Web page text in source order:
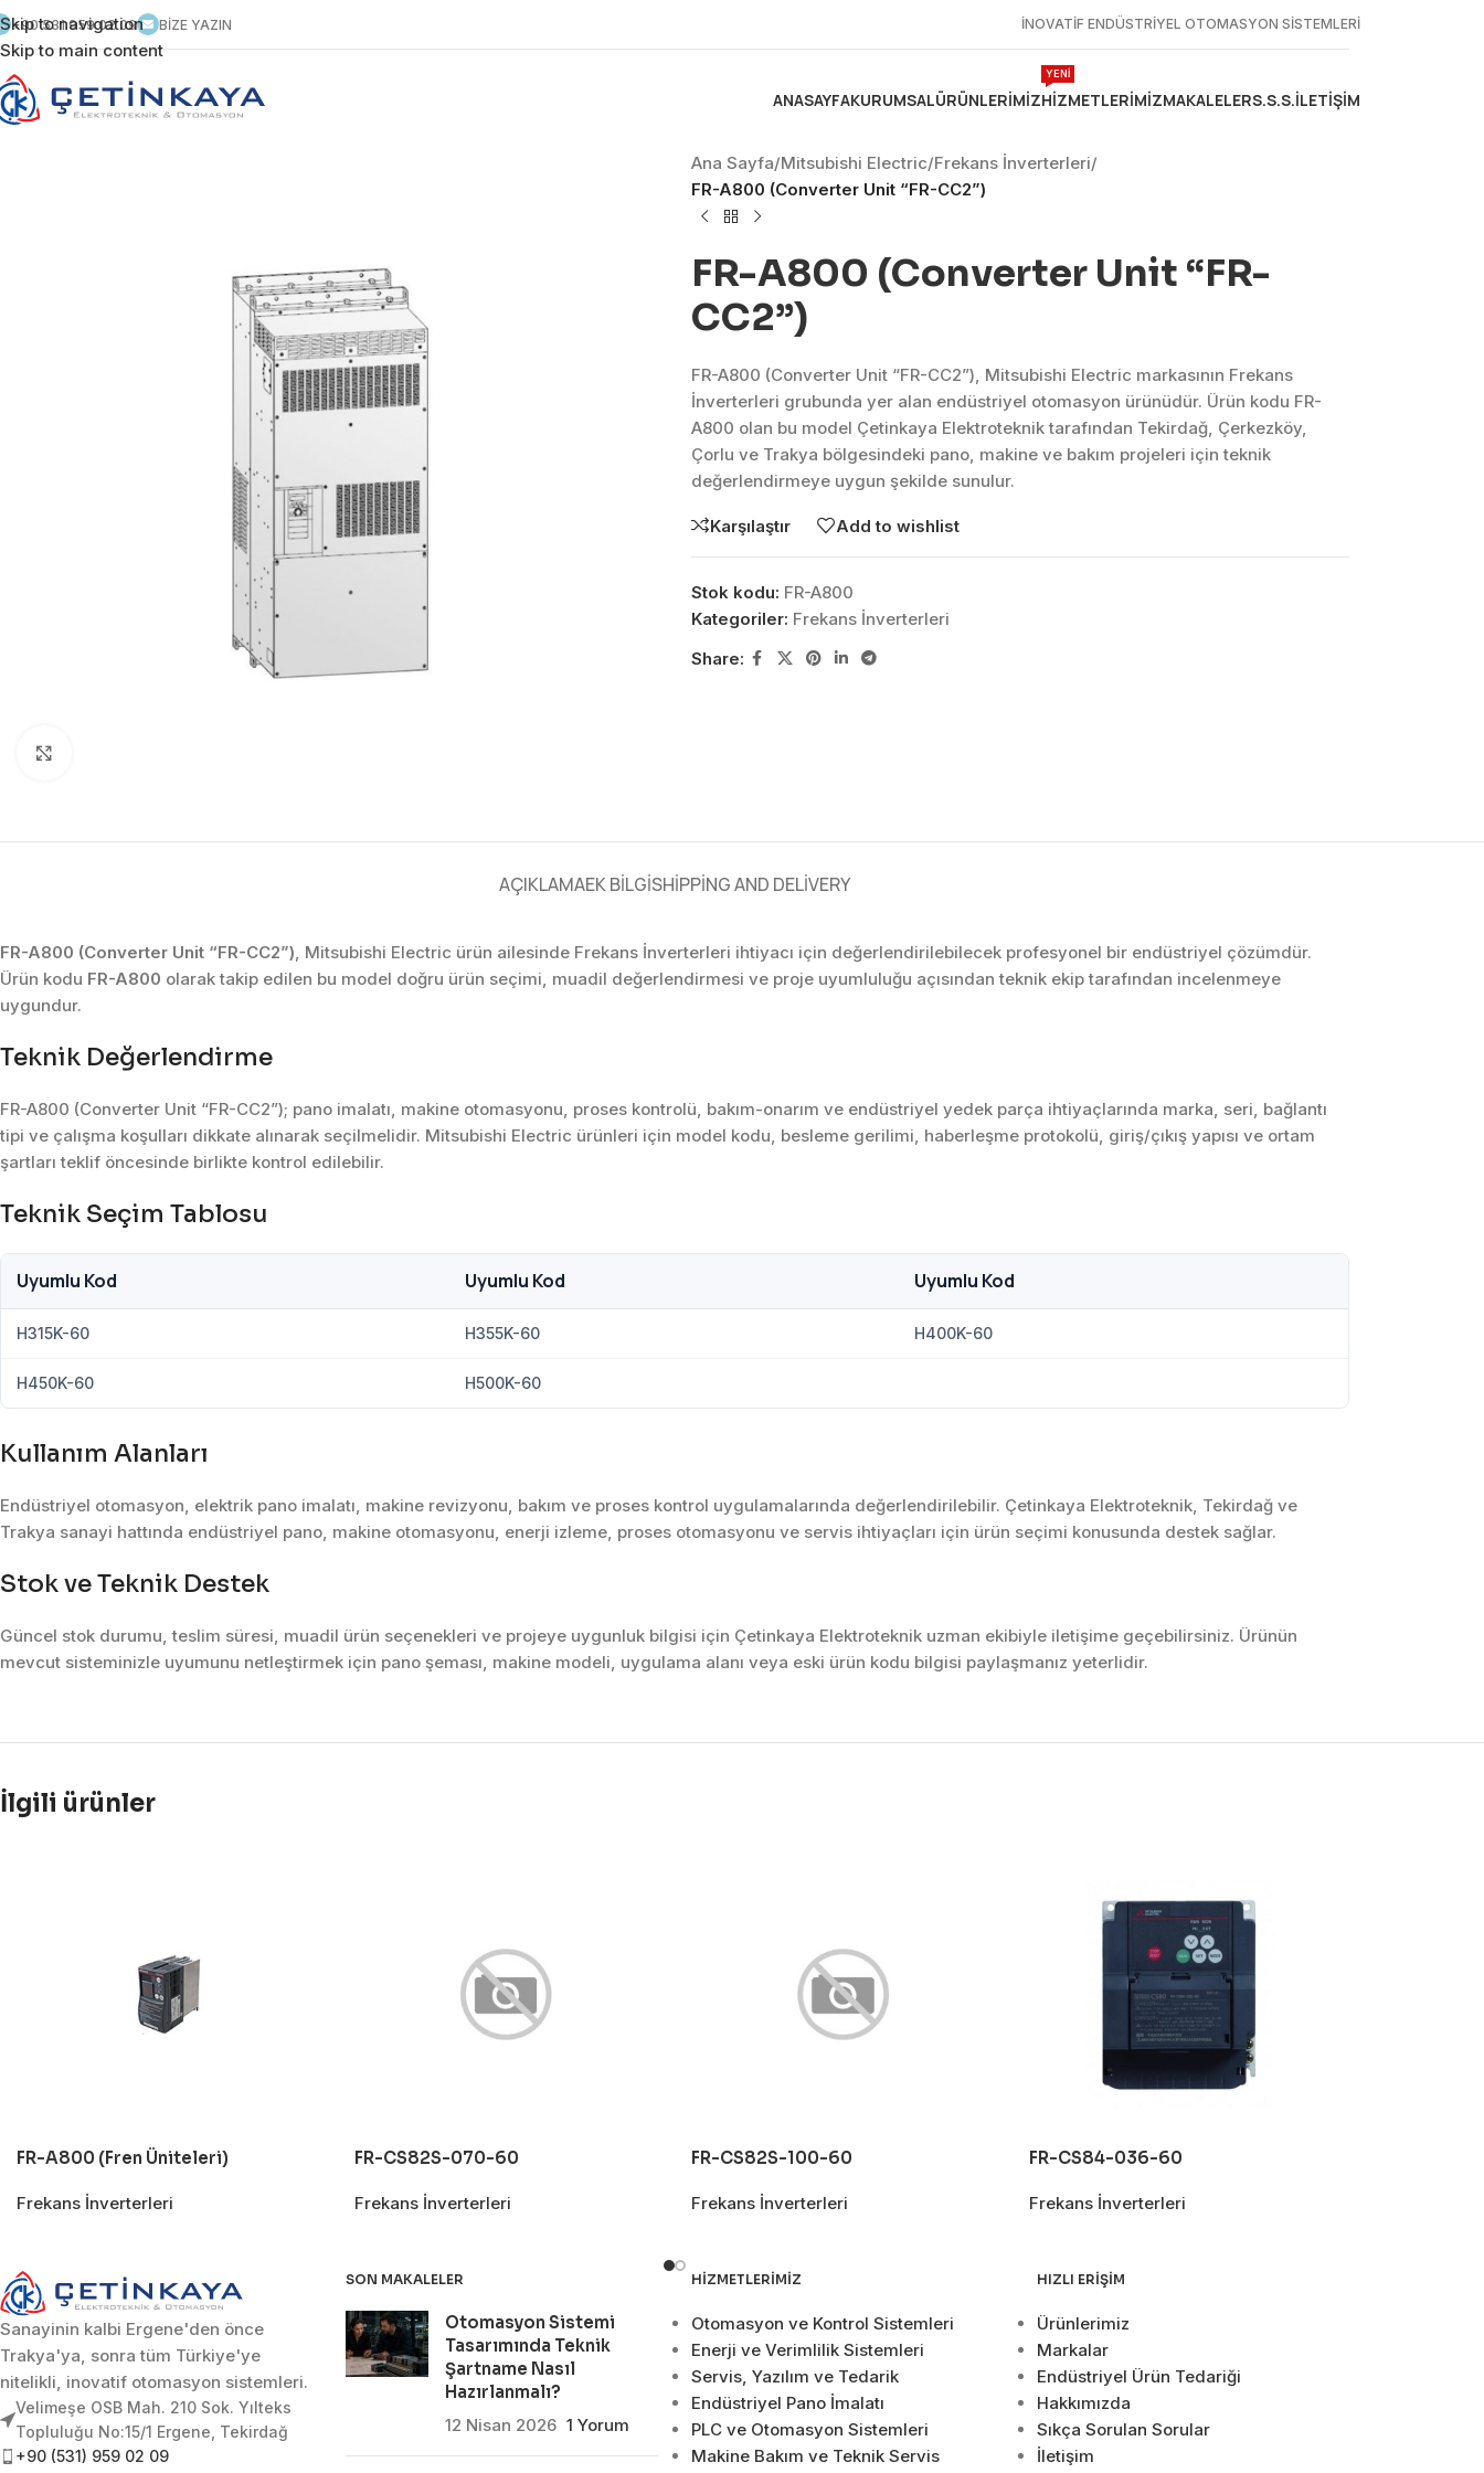
Skip to navigation
Skip to main content
+90 531 959 02 09 BİZE YAZIN İNOVATİF ENDÜSTRİYEL OTOMASYON SİSTEMLERİ
ANASAYFAKURUMSALÜRÜNLERIMIZHIZMETLERIMIZ
YENİ
Makine Otomasyonu
Proses Otomasyonu
Robotik ve Hareket
MAKALELERS.S.S.İLETIŞIM
Ana Sayfa/Mitsubishi Electric/Frekans İnverterleri/
FR-A800 (Converter Unit “FR-CC2”)
FR-A800 (Converter Unit “FR-
CC2”)
FR-A800 (Converter Unit “FR-CC2”), Mitsubishi Electric markasının Frekans
İnverterleri grubunda yer alan endüstriyel otomasyon ürünüdür. Ürün kodu FR-
A800 olan bu model Çetinkaya Elektroteknik tarafından Tekirdağ, Çerkezköy,
Çorlu ve Trakya bölgesindeki pano, makine ve bakım projeleri için teknik
değerlendirmeye uygun şekilde sunulur.
Karşılaştır Add to wishlist
Stok kodu: FR-A800
Kategoriler: Frekans İnverterleri
Share:
AÇIKLAMAEK BILGISHIPPING AND DELIVERY
FR-A800 (Converter Unit “FR-CC2”), Mitsubishi Electric ürün ailesinde Frekans İnverterleri ihtiyacı için değerlendirilebilecek profesyonel bir endüstriyel çözümdür.
Ürün kodu FR-A800 olarak takip edilen bu model doğru ürün seçimi, muadil değerlendirmesi ve proje uyumluluğu açısından teknik ekip tarafından incelenmeye
uygundur.
Teknik Değerlendirme
FR-A800 (Converter Unit “FR-CC2”); pano imalatı, makine otomasyonu, proses kontrolü, bakım-onarım ve endüstriyel yedek parça ihtiyaçlarında marka, seri, bağlantı
tipi ve çalışma koşulları dikkate alınarak seçilmelidir. Mitsubishi Electric ürünleri için model kodu, besleme gerilimi, haberleşme protokolü, giriş/çıkış yapısı ve ortam
şartları teklif öncesinde birlikte kontrol edilebilir.
Teknik Seçim Tablosu
Uyumlu Kod Uyumlu Kod Uyumlu Kod
H315K-60 H355K-60 H400K-60
H450K-60 H500K-60
Kullanım Alanları
Endüstriyel otomasyon, elektrik pano imalatı, makine revizyonu, bakım ve proses kontrol uygulamalarında değerlendirilebilir. Çetinkaya Elektroteknik, Tekirdağ ve
Trakya sanayi hattında endüstriyel pano, makine otomasyonu, enerji izleme, proses otomasyonu ve servis ihtiyaçları için ürün seçimi konusunda destek sağlar.
Stok ve Teknik Destek
Güncel stok durumu, teslim süresi, muadil ürün seçenekleri ve projeye uygunluk bilgisi için Çetinkaya Elektroteknik uzman ekibiyle iletişime geçebilirsiniz. Ürünün
mevcut sisteminizle uyumunu netleştirmek için pano şeması, makine modeli, uygulama alanı veya eski ürün kodu bilgisi paylaşmanız yeterlidir.
İlgili ürünler
FR-A800 (Fren Üniteleri)
Frekans İnverterleri
FR-CS82S-070-60
Frekans İnverterleri
FR-CS82S-100-60
Frekans İnverterleri
FR-CS84-036-60
Frekans İnverterleri
Sanayinin kalbi Ergene'den önce
Trakya'ya, sonra tüm Türkiye'ye
nitelikli, inovatif otomasyon sistemleri.
Velimeşe OSB Mah. 210 Sok. Yılteks
Topluluğu No:15/1 Ergene, Tekirdağ
+90 (531) 959 02 09
SON MAKALELER
Otomasyon Sistemi
Tasarımında Teknik
Şartname Nasıl
Hazırlanmalı?
12 Nisan 2026 1 Yorum
HIZMETLERIMIZ
Otomasyon ve Kontrol Sistemleri
Enerji ve Verimlilik Sistemleri
Servis, Yazılım ve Tedarik
Endüstriyel Pano İmalatı
PLC ve Otomasyon Sistemleri
Makine Bakım ve Teknik Servis
HIZLI ERIŞIM
Ürünlerimiz
Markalar
Endüstriyel Ürün Tedariği
Hakkımızda
Sıkça Sorulan Sorular
İletişim